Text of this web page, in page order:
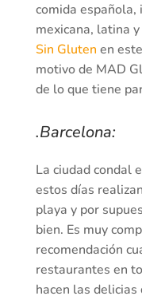
comida española,
mexicana, latina
Sin Gluten en
motivo de MAD
de lo que tiene
.Barcelona:
La ciudad condal
estos días
playa y por
bien. Es muy
recomendación
restaurantes en
hacen las